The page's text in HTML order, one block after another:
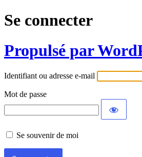
Se connecter
Propulsé par
Identifiant ou adresse e-mail
Mot de passe
Se souvenir de moi